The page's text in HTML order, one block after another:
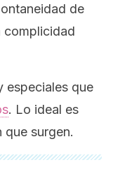
de
complicidad
especiales que
. Lo ideal es
que surgen.